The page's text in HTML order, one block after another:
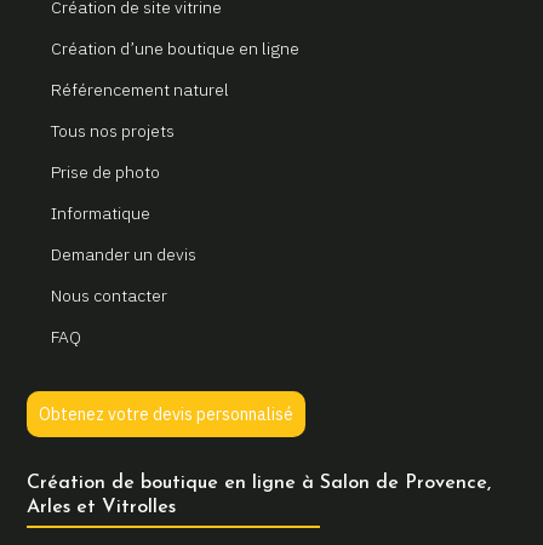
Création de site vitrine
Création d’une boutique en ligne
Référencement naturel
Tous nos projets
Prise de photo
Informatique
Demander un devis
Nous contacter
FAQ
Obtenez votre devis personnalisé
Création de boutique en ligne à Salon de Provence,
Arles et Vitrolles